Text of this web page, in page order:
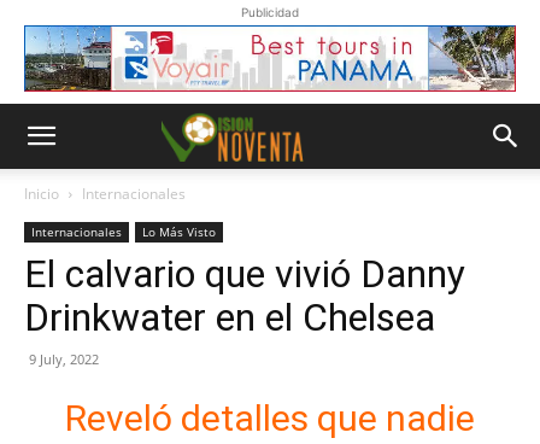
Publicidad
Inicio Internacionales
Internacionales Lo Más Visto
El calvario que vivió Danny
Drinkwater en el Chelsea
9 July, 2022
Reveló detalles que nadie